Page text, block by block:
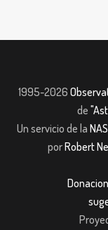
1995-2026
de
Un servicio de la
porRobert